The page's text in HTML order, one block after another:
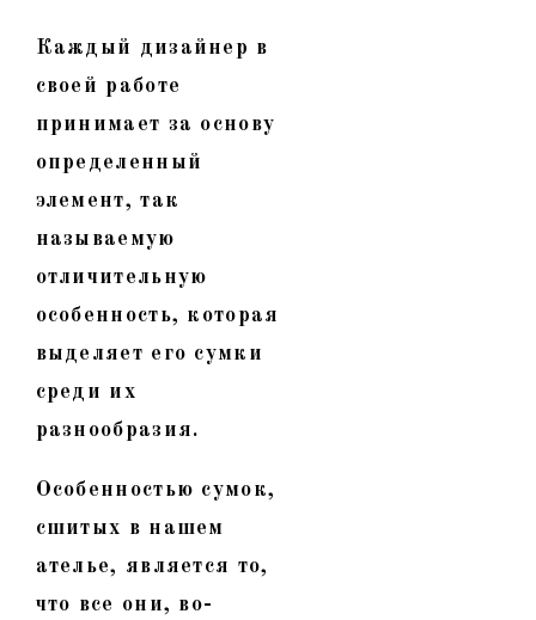
Каждый дизайнер в
своей работе
принимает за основу
определенный
элемент, так
называемую
отличительную
особенность, которая
выделяет его сумки
среди их
разнообразия.
Особенностью сумок,
сшитых в нашем
ателье, является то,
что все они, во-